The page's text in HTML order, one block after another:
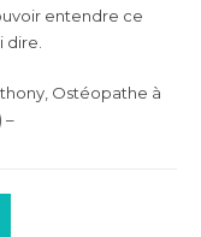
entendre ce
dire.
Ostéopathe à
–